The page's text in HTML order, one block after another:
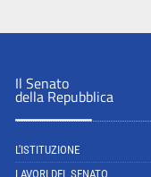
Il Senato
della Repubblica
L'ISTITUZIONE
LAVORI DEL SENATO